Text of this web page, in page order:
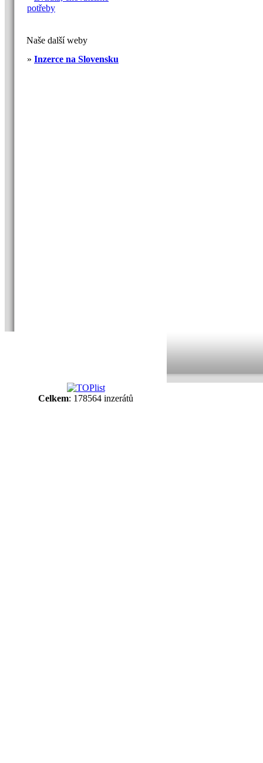
potřeby
Naše další weby
» Inzerce na Slovensku
Celkem: 178564 inzerátů